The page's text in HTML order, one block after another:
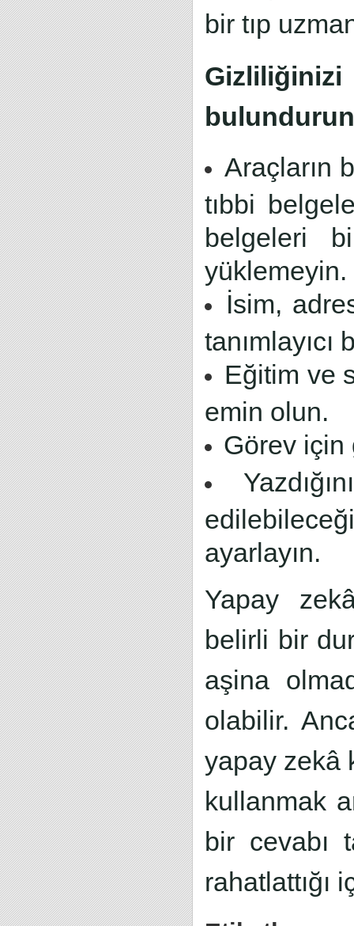
bir tıp
Araçların
tıbbi
belgeleri
yüklemeyin.
İsim,
tanımlayıcı
Eğitim ve
emin olun.
Görev için
ayarlayın.
Yapay
belirli bir
aşina
olabilir.
yapay zekâ
kullanmak
bir cevabı
rahatlattığı